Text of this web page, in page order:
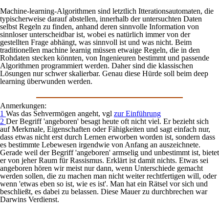
Machine-learning-Algorithmen sind letztlich Itterationsautomaten, die
typischerweise darauf abstellen, innerhalb der untersuchten Daten
selbst Regeln zu finden, anhand deren sinnvolle Information von
sinnloser unterscheidbar ist, wobei es natürlich immer von der
gestellten Frage abhängt, was sinnvoll ist und was nicht. Beim
traditionellen machine learnig müssen etwaige Regeln, die in den
Rohdaten stecken könnten, von Ingenieuren bestimmt und passende
Algorithmen programmiert werden. Daher sind die klassischen
Lösungen nur schwer skalierbar. Genau diese Hürde soll beim deep
learning überwunden werden.
Anmerkungen:
1 Was das Sehvermögen angeht, vgl zur Einführung
2 Der Begriff 'angeboren' besagt heute oft nicht viel. Er bezieht sich
auf Merkmale, Eigenschaften oder Fähigkeiten und sagt einfach nur,
dass etwas nicht erst durch Lernen erworben worden ist, sondern dass
es bestimmte Lebewesen irgendwie von Anfang an auszeichnete.
Gerade weil der Begriff 'angeboren' armselig und unbestimmt ist, bietet
er von jeher Raum für Rassismus. Erklärt ist damit nichts. Etwas sei
angeboren hören wir meist nur dann, wenn Unterschiede gemacht
werden sollen, die zu machen man nicht weiter rechtfertigen will, oder
wenn 'etwas eben so ist, wie es ist'. Man hat ein Rätsel vor sich und
beschließt, es dabei zu belassen. Diese Mauer zu durchbrechen war
Darwins Verdienst.